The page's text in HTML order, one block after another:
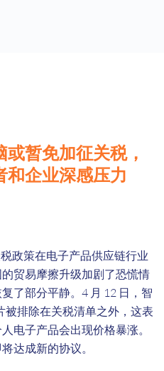
暂免加征关税，
和企业深感压力
政策在电子产品供应链行业
贸易摩擦升级加剧了恐慌情
了部分平静。4 月 12 日，智
被排除在关税清单之外，这表
电子产品会出现价格暴涨。
达成新的协议。